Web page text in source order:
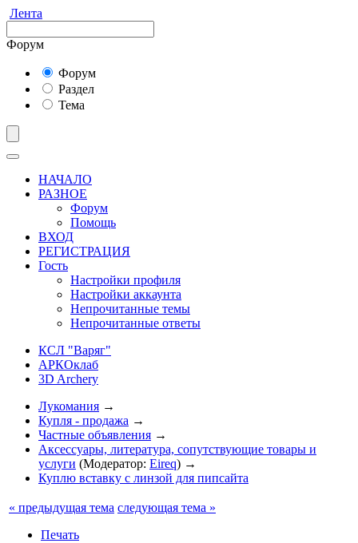
Лента
Форум
Форум
Раздел
Тема
НАЧАЛО
РАЗНОЕ
Форум
Помощь
ВХОД
РЕГИСТРАЦИЯ
Гость
Настройки профиля
Настройки аккаунта
Непрочитанные темы
Непрочитанные ответы
КСЛ "Варяг"
АРКОклаб
3D Archery
Лукомания →
Купля - продажа →
Частные объявления →
Аксессуары, литература, сопутствующие товары и
услуги (Модератор: Eireq) →
Куплю вставку с линзой для пипсайта
« предыдущая тема следующая тема »
Печать